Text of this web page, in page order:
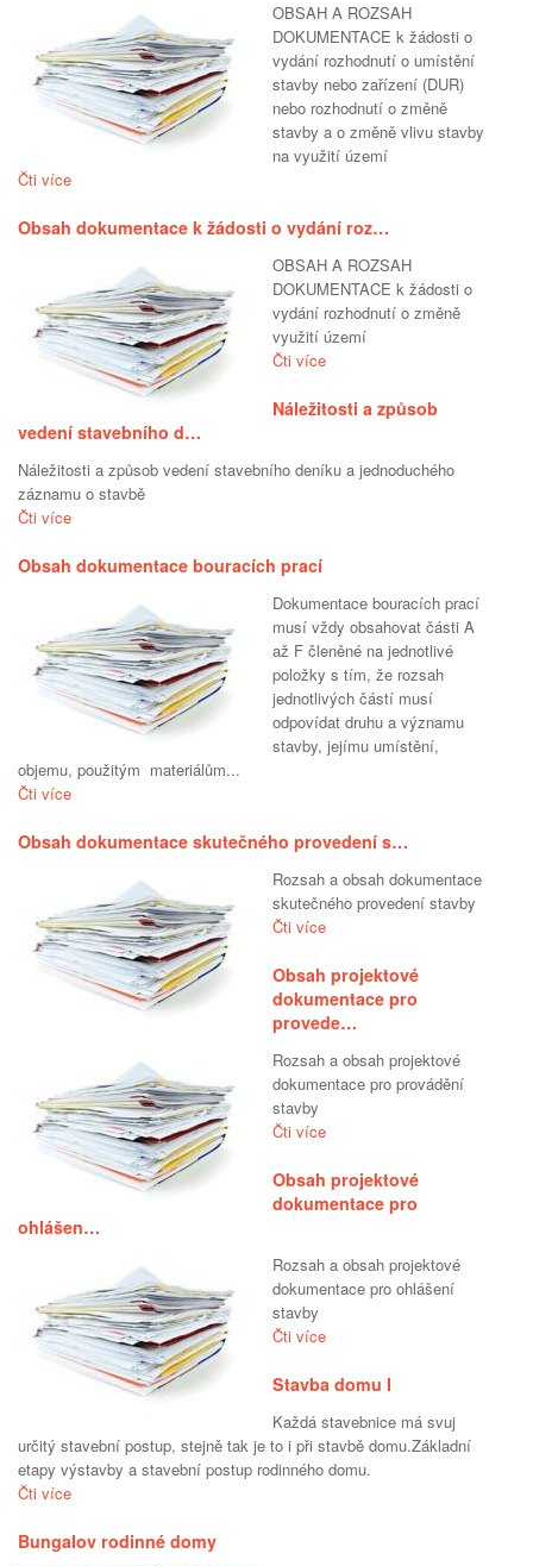
OBSAH A ROZSAH
DOKUMENTACE k žádosti o
vydání rozhodnutí o umístění
stavby nebo zařízení (DUR)
nebo rozhodnutí o změně
stavby a o změně vlivu stavby
na využití území
Čti více
Obsah dokumentace k žádosti o vydání roz…
OBSAH A ROZSAH
DOKUMENTACE k žádosti o
vydání rozhodnutí o změně
využití území
Čti více
Náležitosti a způsob
vedení stavebního d…
Náležitosti a způsob vedení stavebního deníku a jednoduchého
záznamu o stavbě
Čti více
Obsah dokumentace bouracích prací
Dokumentace bouracích prací
musí vždy obsahovat části A
až F členěné na jednotlivé
položky s tím, že rozsah
jednotlivých částí musí
odpovídat druhu a významu
stavby, jejímu umístění,
objemu, použitým materiálům...
Čti více
Obsah dokumentace skutečného provedení s…
Rozsah a obsah dokumentace
skutečného provedení stavby
Čti více
Obsah projektové
dokumentace pro
provede…
Rozsah a obsah projektové
dokumentace pro provádění
stavby
Čti více
Obsah projektové
dokumentace pro
ohlášen…
Rozsah a obsah projektové
dokumentace pro ohlášení
stavby
Čti více
Stavba domu I
Každá stavebnice má svuj
určitý stavební postup, stejně tak je to i při stavbě domu.Základní
etapy výstavby a stavební postup rodinného domu.
Čti více
Bungalov rodinné domy